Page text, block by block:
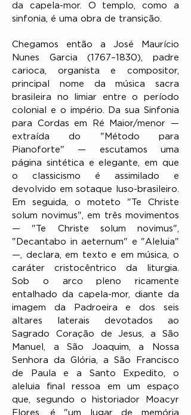
da capela-mor. O templo, como a
sinfonia, é uma obra de transição.
Chegamos então a José Maurício
Nunes Garcia (1767–1830), padre
carioca, organista e compositor,
principal nome da música sacra
brasileira no limiar entre o período
colonial e o império. Da sua Sinfonia
para Cordas em Ré Maior/menor —
extraída do "Método para
Pianoforte" — escutamos uma
página sintética e elegante, em que
o classicismo é assimilado e
devolvido em sotaque luso-brasileiro.
Em seguida, o moteto "Te Christe
solum novimus", em três movimentos
— "Te Christe solum novimus",
"Decantabo in aeternum" e "Aleluia"
—, declara, em texto e em música, o
caráter cristocêntrico da liturgia.
Sob o arco pleno ricamente
entalhado da capela-mor, diante da
imagem da Padroeira e dos seis
altares laterais devotados ao
Sagrado Coração de Jesus, a São
Manuel, a São Joaquim, a Nossa
Senhora da Glória, a São Francisco
de Paula e a Santo Expedito, o
aleluia final ressoa em um espaço
que, segundo o historiador Moacyr
Flores, é "um lugar de memória